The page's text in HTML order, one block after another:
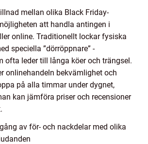
mellan olika Black Friday-
att handla antingen i
online. Traditionellt lockar fysiska
speciella ”dörröppnare” -
ofta leder till långa köer och trängsel.
onlinehandeln bekvämlighet och
på alla timmar under dygnet,
kan jämföra priser och recensioner
av för- och nackdelar med olika